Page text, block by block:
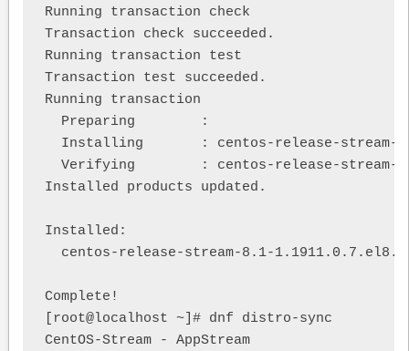
Running transaction check
Transaction check succeeded.
Running transaction test
Transaction test succeeded.
Running transaction
Preparing        :
Installing       : centos-release-stream-
Verifying        : centos-release-stream-
Installed products updated.
Installed:
centos-release-stream-8.1-
Complete!
[root@localhost ~]# dnf distro-sync
CentOS-Stream - AppStream